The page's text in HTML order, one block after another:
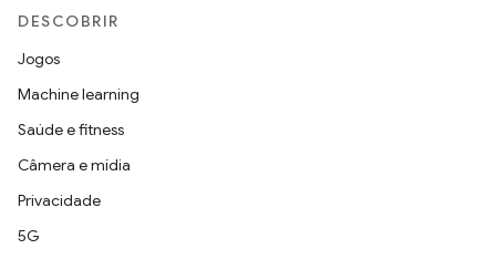
DESCOBRIR
Jogos
Machine learning
Saúde e fitness
Câmera e mídia
Privacidade
5G